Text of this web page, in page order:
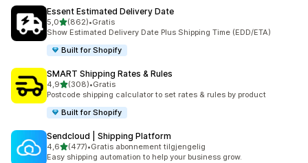
Essent Estimated Delivery Date
5,0av 5 stjerner
(862)
Totalt 862 omtaler
•Gratis
Show Estimated Delivery Date Plus Shipping Time (EDD/ETA)
Built for Shopify
SMART Shipping Rates & Rules
4,9av 5 stjerner
(308)
Totalt 308 omtaler
•Gratis
Postcode shipping calculator to set rates & rules by product
Built for Shopify
Sendcloud | Shipping Platform
4,6av 5 stjerner
(477)
Totalt 477 omtaler
•Gratis abonnement tilgjengelig
Easy shipping automation to help your business grow.